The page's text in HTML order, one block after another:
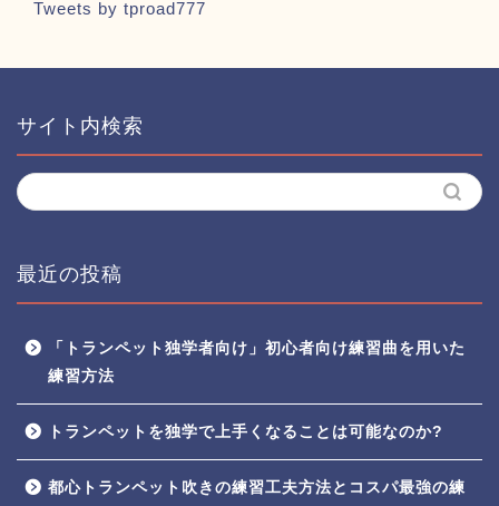
Tweets by tproad777
サイト内検索
最近の投稿
「トランペット独学者向け」初心者向け練習曲を用いた
練習方法
トランペットを独学で上手くなることは可能なのか?
都心トランペット吹きの練習工夫方法とコスパ最強の練